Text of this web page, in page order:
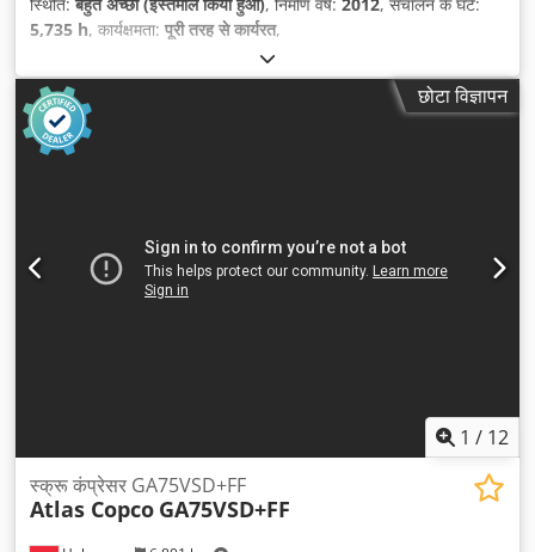
स्थिति:बहुत अच्छा (इस्तेमाल किया हुआ), निर्माण वर्ष: 2012, संचालन के घंटे:
5,735 h, कार्यक्षमता: पूरी तरह से कार्यरत,
छोटा विज्ञापन
1 / 12
स्क्रू कंप्रेसर GA75VSD+FF
Atlas Copco GA75VSD+FF